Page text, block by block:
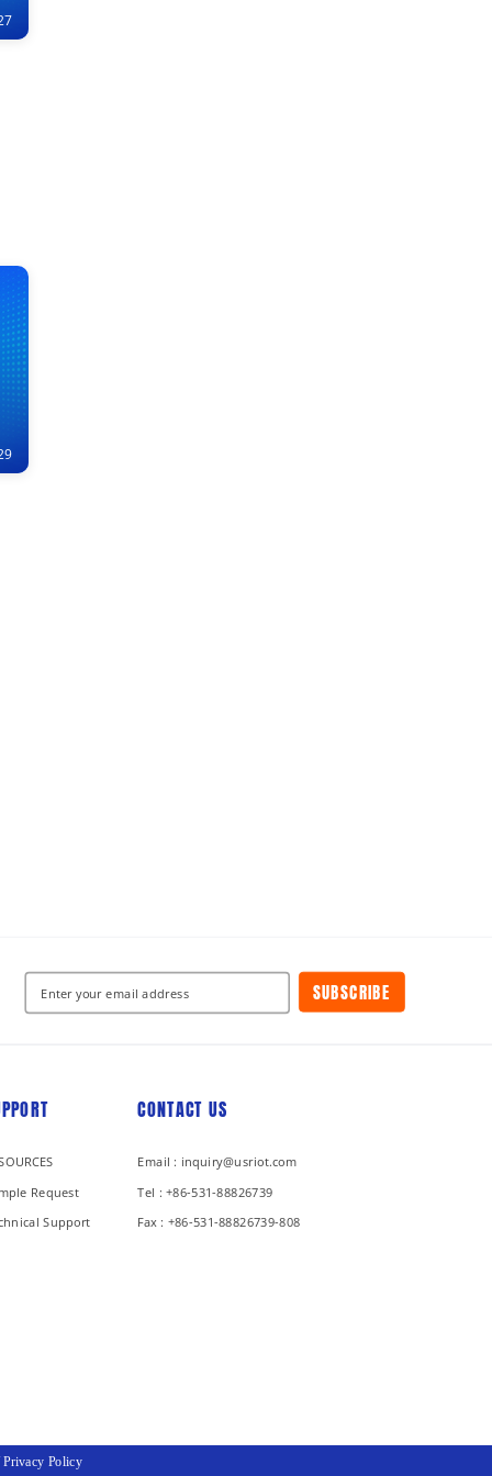
SUBSCRIBE
Request
Support
CONTACT US
Email : inquiry@usriot.com
Tel : +86-531-88826739
Fax : +86-531-88826739-808
Privacy Policy